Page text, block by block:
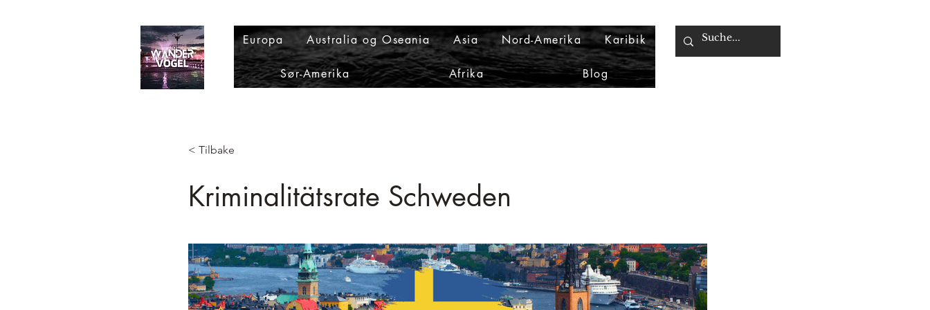
Europa Australia og Oseania Asia Nord-Amerika Karibik
Sør-Amerika Afrika Blog
< Tilbake
Kriminalitätsrate Schweden